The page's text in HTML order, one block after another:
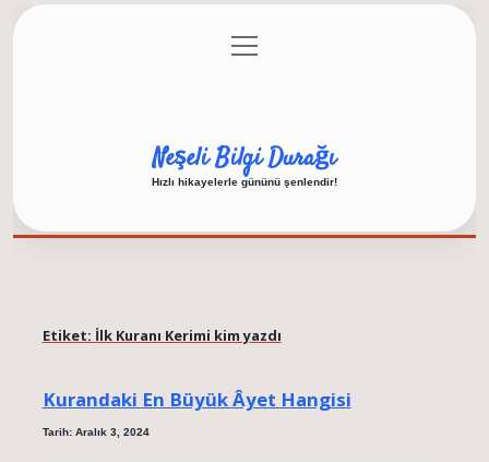
Gizlilik Politikası
menüyü
aç
Neşeli Bilgi Durağı
Hızlı hikayelerle gününü şenlendir!
Etiket: İlk Kuranı Kerimi kim yazdı
Kurandaki En Büyük Âyet Hangisi
Tarih: Aralık 3, 2024